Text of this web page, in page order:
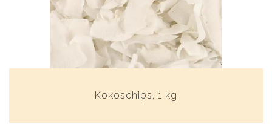
Kokoschips, 1 kg